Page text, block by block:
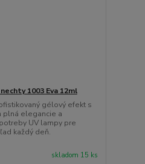
1003 Eva 12ml
gélový efekt s
plná elegancie a
UV lampy pre
každý deň.
skladom 15 ks